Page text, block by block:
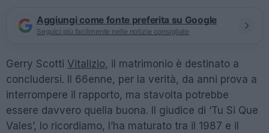
Aggiungi come fonte preferita su Google
Seguici più facilmente nelle notizie consigliate
Gerry Scotti Vitalizio, il matrimonio è destinato a
concludersi. Il 66enne, per la verità, da anni prova a
interrompere il rapporto, ma stavolta potrebbe
essere davvero quella buona. Il giudice di ‘Tu Si Que
Vales’, lo ricordiamo, l’ha maturato tra il 1987 e il